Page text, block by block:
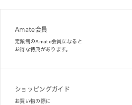
Amate会員
定額制のAmate会員になると
お得な特典があります。
ショッピングガイド
お買い物の際に